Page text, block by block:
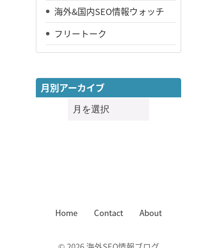
海外&国内SEO情報ウォッチ
フリートーク
月別アーカイブ
月
別
Home Contact About